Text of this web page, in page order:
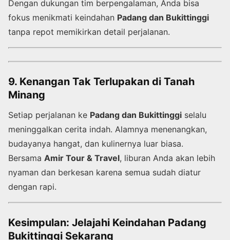
Dengan dukungan tim berpengalaman, Anda bisa
fokus menikmati keindahan Padang dan Bukittinggi
tanpa repot memikirkan detail perjalanan.
9. Kenangan Tak Terlupakan di Tanah
Minang
Setiap perjalanan ke Padang dan Bukittinggi selalu
meninggalkan cerita indah. Alamnya menenangkan,
budayanya hangat, dan kulinernya luar biasa.
Bersama Amir Tour & Travel, liburan Anda akan lebih
nyaman dan berkesan karena semua sudah diatur
dengan rapi.
Kesimpulan: Jelajahi Keindahan Padang
Bukittinggi Sekarang